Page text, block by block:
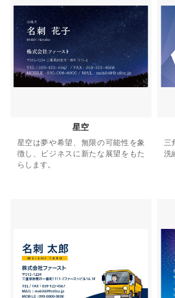
星空
星空は夢や希望、無限の可能性を象
徴し、ビジネスに新たな展望をもた
らします。
三
洗